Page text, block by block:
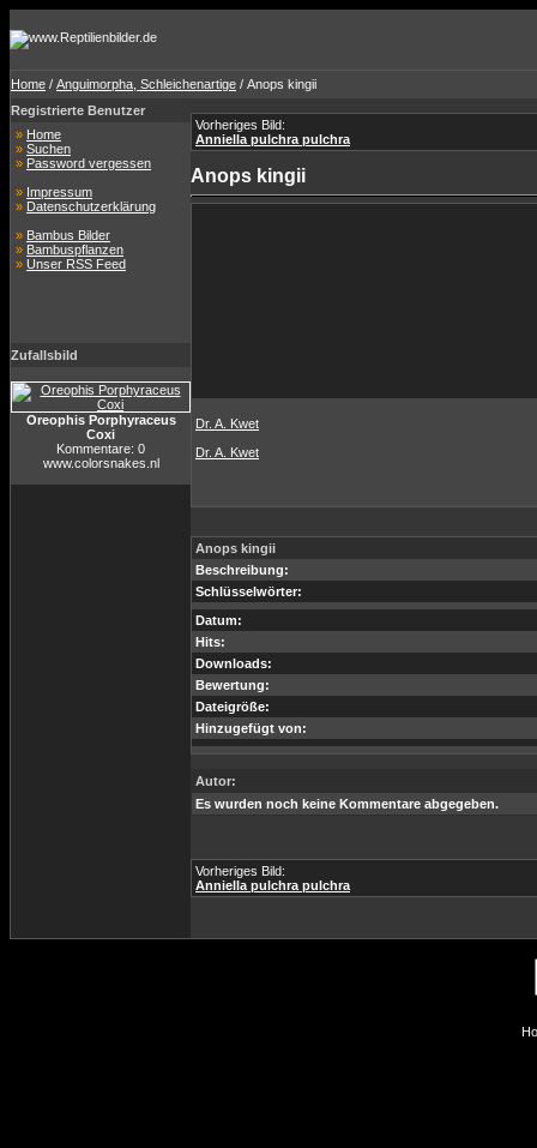
Home / Anguimorpha, Schleichenartige / Anops kingii
Registrierte Benutzer
» Home
» Suchen
» Password vergessen
» Impressum
» Datenschutzerklärung
» Bambus Bilder
» Bambuspflanzen
» Unser RSS Feed
Zufallsbild
Oreophis Porphyraceus
Coxi
Kommentare: 0
www.colorsnakes.nl
Vorheriges Bild:
Anniella pulchra pulchra
Anops kingii
Dr. A. Kwet
Dr. A. Kwet
Anops kingii
Beschreibung:
Schlüsselwörter:
Datum:
Hits:
Downloads:
Bewertung:
Dateigröße:
Hinzugefügt von:
Autor:
Es wurden noch keine Kommentare abgegeben.
Vorheriges Bild:
Anniella pulchra pulchra